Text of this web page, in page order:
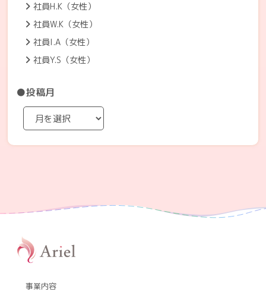
社員H.K（女性）
社員W.K（女性）
社員I.A（女性）
社員Y.S（女性）
●投稿月
事業内容